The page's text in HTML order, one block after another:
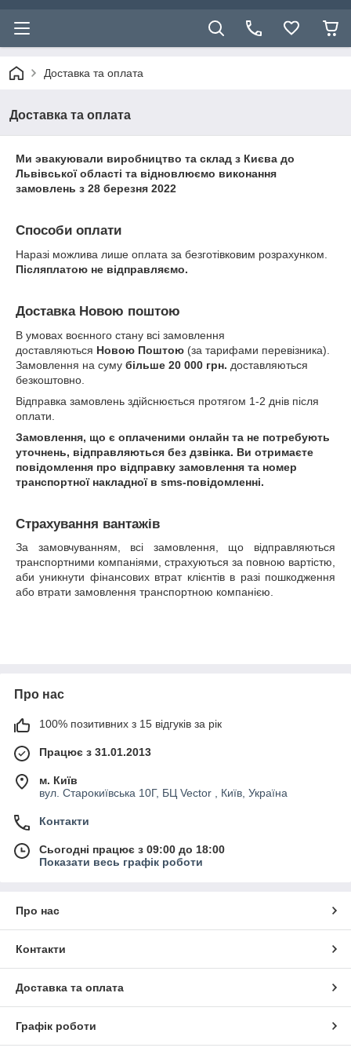
Доставка та оплата
Доставка та оплата
Ми эвакуювали виробництво та склад з Києва до
Львівської області та відновлюємо виконання
замовлень з 28 березня 2022
Способи оплати
Наразі можлива лише оплата за безготівковим розрахунком.
Післяплатою не відправляємо.
Доставка Новою поштою
В умовах воєнного стану всі замовлення
доставляються Новою Поштою (за тарифами перевізника).
Замовлення на суму більше 20 000 грн. доставляються
безкоштовно.
Відправка замовлень здійснюється протягом 1-2 днів після
оплати.
Замовлення, що є оплаченими онлайн та не потребують
уточнень, відправляються без дзвінка. Ви отримаєте
повідомлення про відправку замовлення та номер
транспортної накладної в sms-повідомленні.
Страхування вантажів
За замовчуванням, всі замовлення, що відправляються
транспортними компаніями, страхуються за повною вартістю,
аби уникнути фінансових втрат клієнтів в разі пошкодження
або втрати замовлення транспортною компанією.
Про нас
100% позитивних з 15 відгуків за рік
Працює з 31.01.2013
м. Київ
вул. Старокиївська 10Г, БЦ Vector , Київ, Україна
Контакти
Сьогодні працює з 09:00 до 18:00
Показати весь графік роботи
Про нас
Контакти
Доставка та оплата
Графік роботи